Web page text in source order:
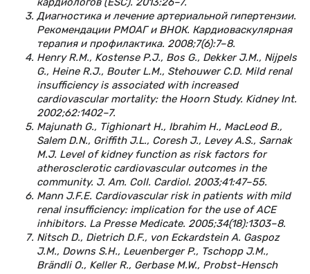
Диагностика и лечение артериальной гипертензии.
Рекомендации РМОАГ и ВНОК. Кардиоваскулярная
терапия и профилактика. 2008;7(6):7–8.
Henry R.M., Kostense P.J., Bos G., Dekker J.M., Nijpels
G., Heine R.J., Bouter L.M., Stehouwer C.D. Mild renal
insufficiency is associated with increased
cardiovascular mortality: the Hoоrn Study. Kidney Int.
2002;62:1402–7.
Majunath G., Tighionart H., Ibrahim H., MacLeod B.,
Salem D.N., Griffith J.L., Coresh J., Levey A.S., Sarnak
M.J. Level of kidney function as risk factors for
atherosclerotic cardiovascular outcomes in the
community. J. Am. Coll. Cardiol. 2003;41:47–55.
Mann J.F.E. Cardiovascular risk in patients with mild
renal insufficiency: implication for the use of ACE
inhibitors. La Presse Medicate. 2005;34(18):1303–8.
Nitsch D., Dietrich D.F., von Eckardstein A. Gaspoz
J.M., Downs S.H., Leuenberger P., Tschopp J.M.,
Brändli O., Keller R., Gerbase M.W., Probst-Hensch